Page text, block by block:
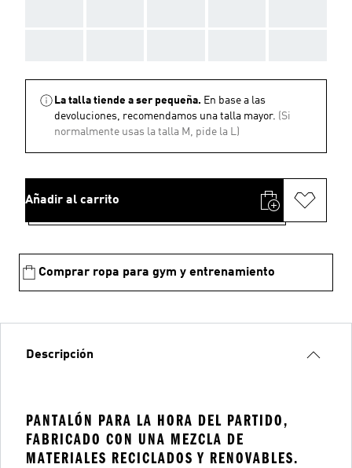
La talla tiende a ser pequeña. En base a las
devoluciones, recomendamos una talla mayor. (Si
normalmente usas la talla M, pide la L)
Añadir al carrito
Comprar ropa para gym y entrenamiento
Descripción
PANTALÓN PARA LA HORA DEL PARTIDO,
FABRICADO CON UNA MEZCLA DE
MATERIALES RECICLADOS Y RENOVABLES.